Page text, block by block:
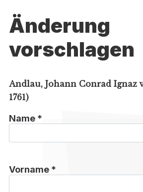
Änderung
vorschlagen
Andlau, Johann Conrad Ignaz
1761)
Name *
Vorname *